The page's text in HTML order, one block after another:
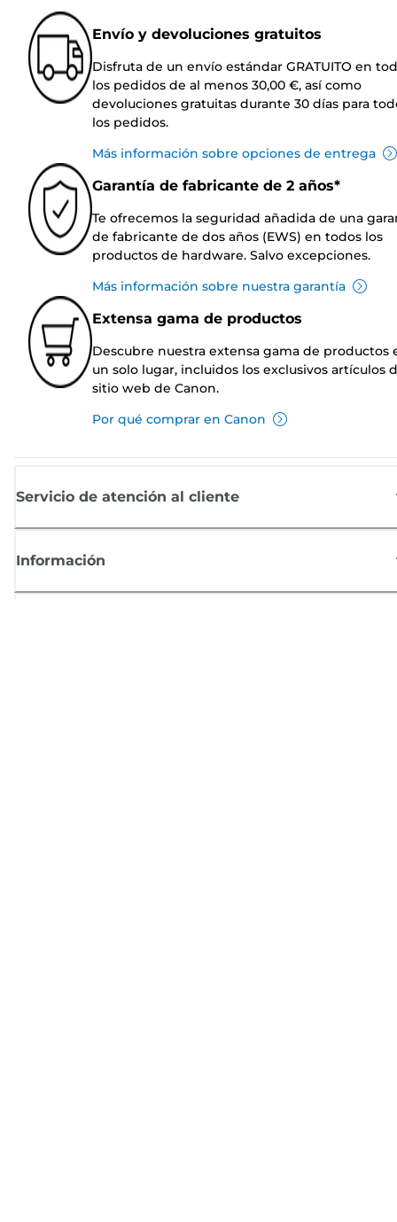
Envío y devoluciones gratuitos
Disfruta de un envío estándar GRATUITO en
los pedidos de al menos 30,00 €, así como
devoluciones gratuitas durante 30 días para
los pedidos.
Más información sobre opciones de entrega
Garantía de fabricante de 2 años*
Te ofrecemos la seguridad añadida de una
de fabricante de dos años (EWS) en todos los
productos de hardware. Salvo excepciones.
Más información sobre nuestra garantía
Extensa gama de productos
Descubre nuestra extensa gama de productos
un solo lugar, incluidos los exclusivos artículos
sitio web de Canon.
Por qué comprar en Canon
Servicio de atención al cliente
Información